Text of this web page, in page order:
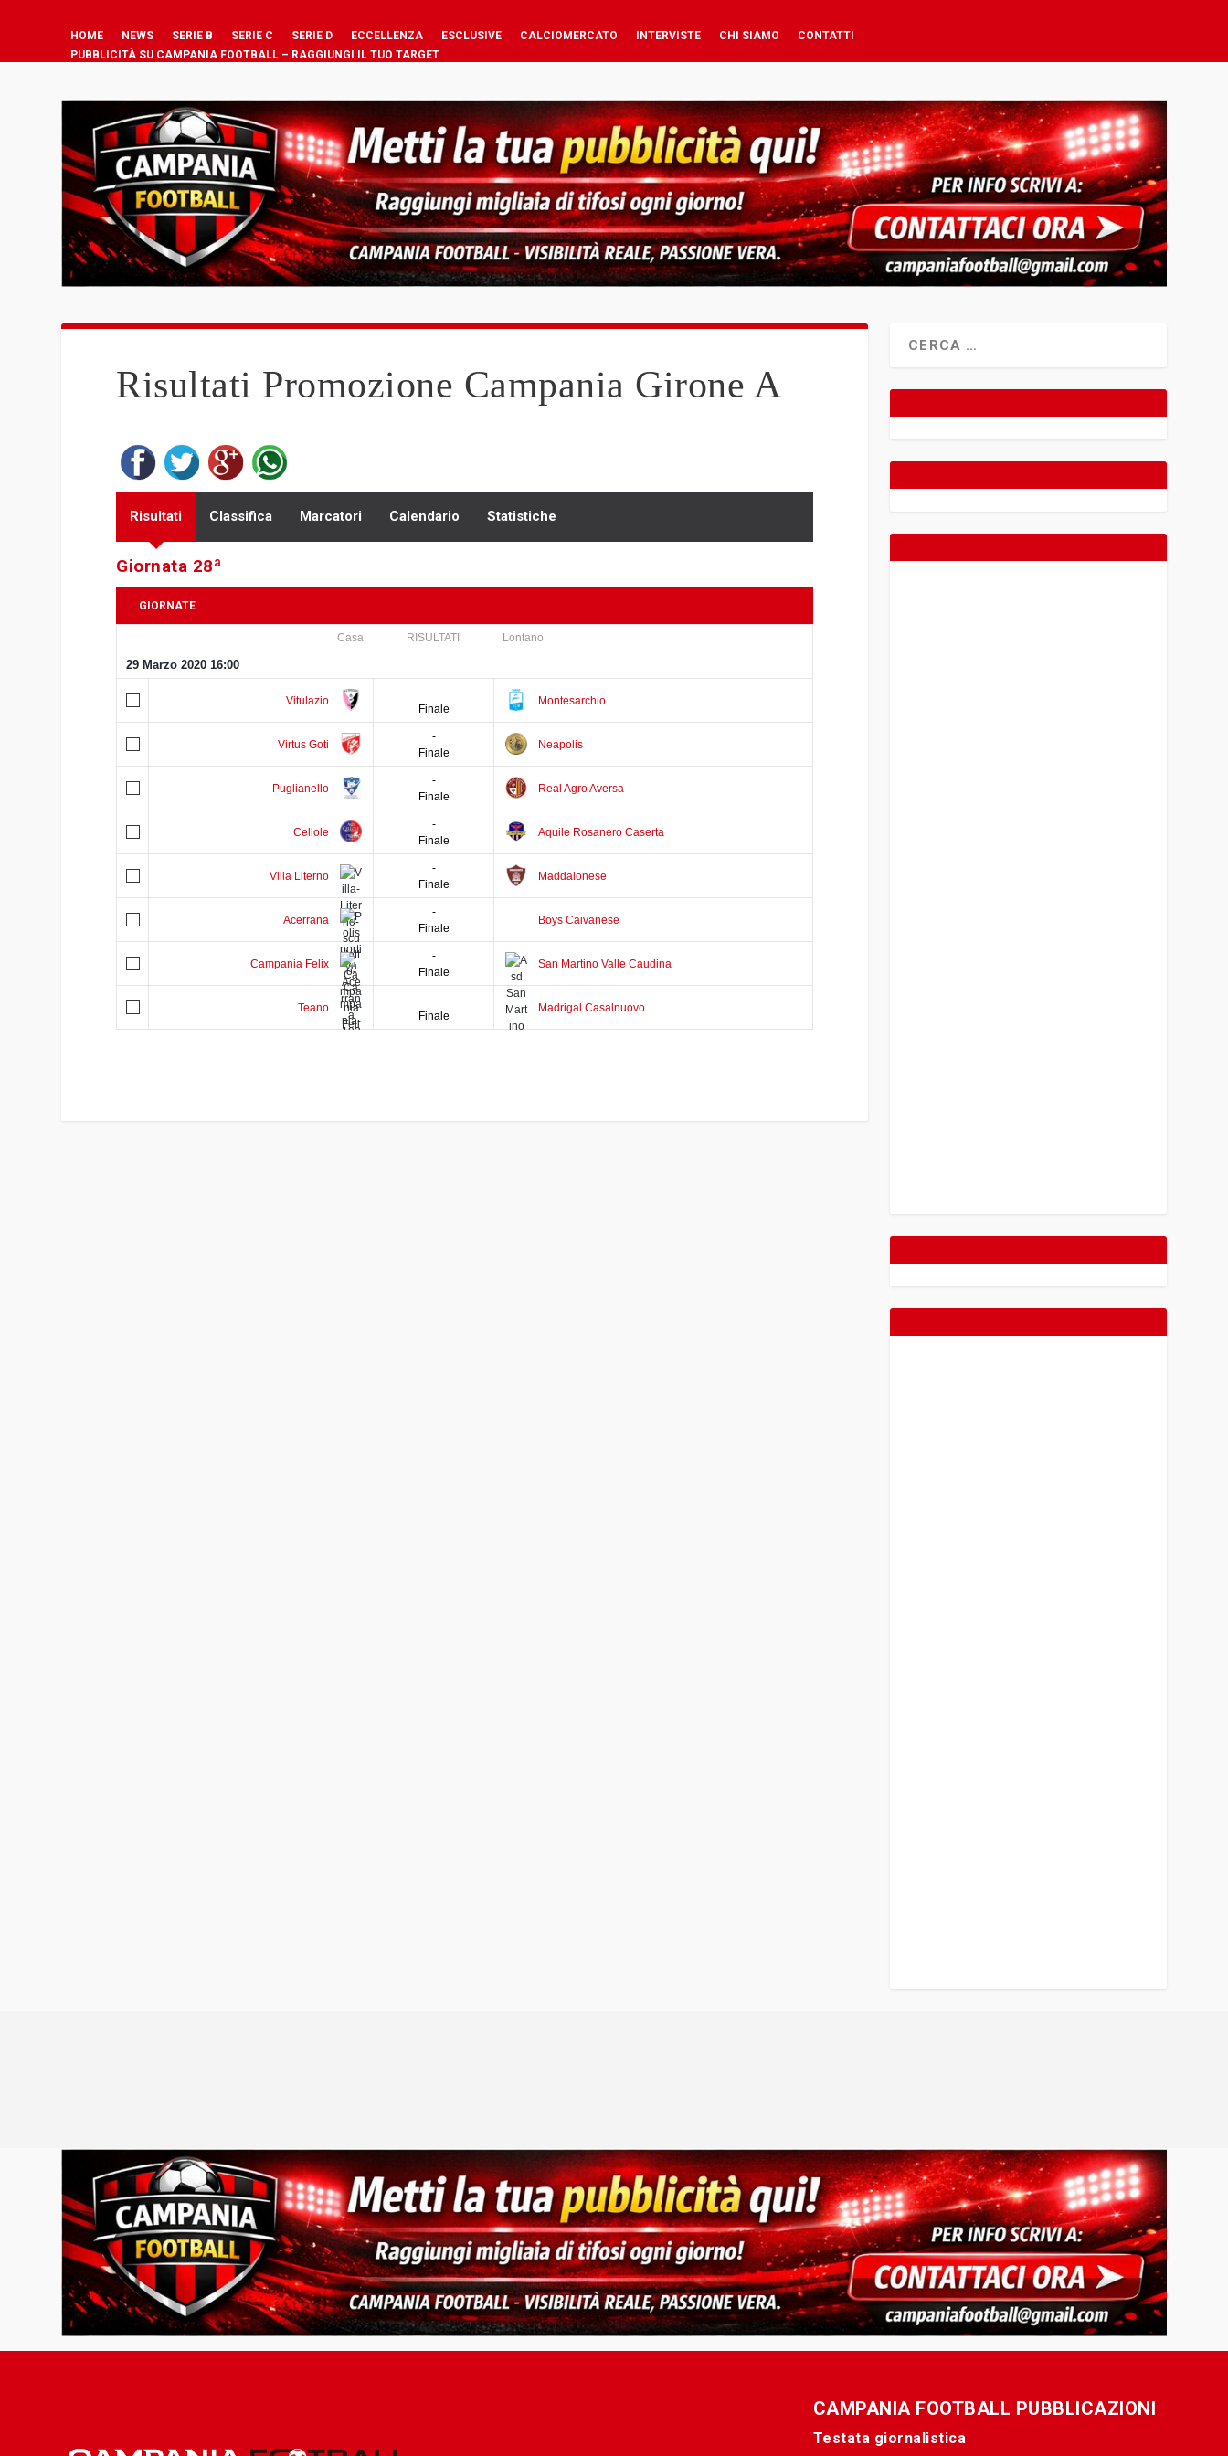
HOME NEWS SERIE B SERIE C SERIE D ECCELLENZA ESCLUSIVE CALCIOMERCATO INTERVISTE CHI SIAMO
CONTATTI
PUBBLICITÀ SU CAMPANIA FOOTBALL – RAGGIUNGI IL TUO TARGET
Risultati Promozione Campania Girone A
Risultati Classifica Marcatori Calendario Statistiche
Giornata 28ª
GIORNATE
11 12 13 14 15 16 17 18 19 20 21 22 23 24 25 26 27 28 29 30
Casa RISULTATI Lontano
29 Marzo 2020 16:00
Vitulazio
-
Finale
Montesarchio
Virtus Goti
-
Finale
Neapolis
Puglianello
-
Finale
Real Agro Aversa
Cellole
-
Finale
Aquile Rosanero Caserta
Villa Literno
-
Finale
Maddalonese
Acerrana
-
Finale
Boys Caivanese
Campania Felix
-
Finale
San Martino Valle Caudina
Teano
-
Finale
Madrigal Casalnuovo
CAMPANIA FOOTBALL PUBBLICAZIONI
Testata giornalistica